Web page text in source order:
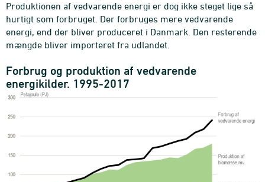
Produktionen af vedvarende energi er dog ikke steget lige så
hurtigt som forbruget. Der forbruges mere vedvarende
energi, end der bliver produceret i Danmark. Den resterende
mængde bliver importeret fra udlandet.
Forbrug og produktion af vedvarende
energikilder. 1995-2017